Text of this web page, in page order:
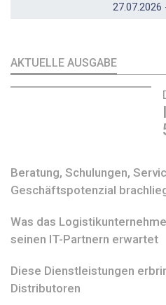
27.07.2026
AKTUELLE AUSGABE
Beratung, Schulungen,
Geschäftspotenzial
Was das
seinen IT-Partnern erwartet
Diese Dienstleistungen
Distributoren